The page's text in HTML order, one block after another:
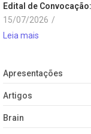
Edital de
15/07/2026 /
Leia mais
Apresentações
Artigos
Brain